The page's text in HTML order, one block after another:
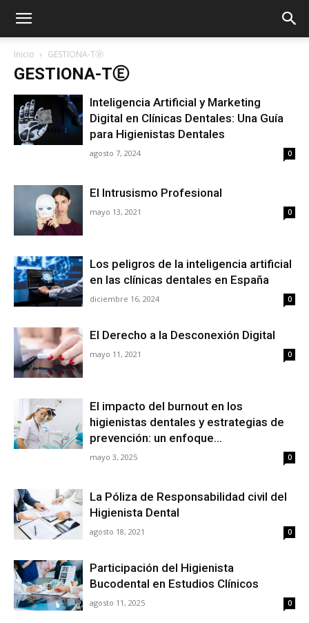
Inicio GESTIONA-Tⓔ
GESTIONA-TⒺ
Inteligencia Artificial y Marketing
Digital en Clínicas Dentales: Una Guía
para Higienistas Dentales
agosto 7, 2024 0
El Intrusismo Profesional
mayo 13, 2021 0
Los peligros de la inteligencia artificial
en las clínicas dentales en España
diciembre 16, 2024 0
El Derecho a la Desconexión Digital
mayo 11, 2021 0
El impacto del burnout en los
higienistas dentales y estrategias de
prevención: un enfoque...
mayo 3, 2025 0
La Póliza de Responsabilidad civil del
Higienista Dental
agosto 18, 2021 0
Participación del Higienista
Bucodental en Estudios Clínicos
agosto 11, 2025 0